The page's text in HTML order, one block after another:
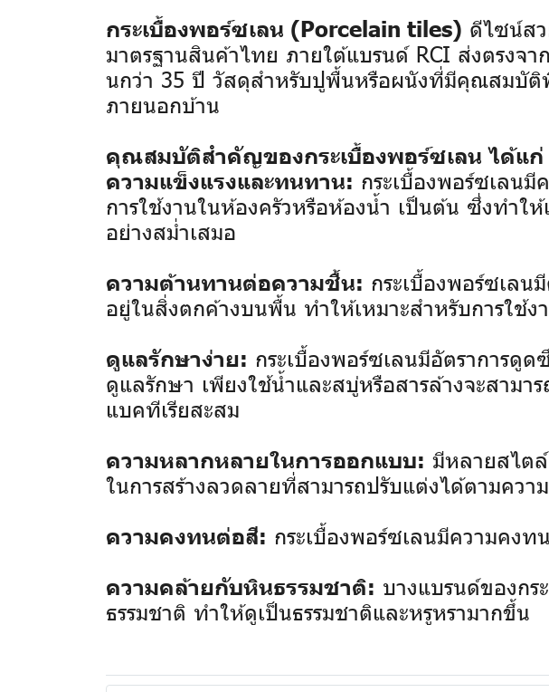
กระเบื้องพอร์ซเลน (Porcelain tiles) ดีไซน์ส
มาตรฐานสินค้าไทย ภายใต้แบรนด์ RCI ส่งตรงจ
นกว่า 35 ปี วัสดุสำหรับปูพื้นหรือผนังที่มีคุณสมบัติ
ภายนอกบ้าน
คุณสมบัติสำคัญของกระเบื้องพอร์ซเลน ได้แก่
ความแข็งแรงและทนทาน: กระเบื้องพอร์ซเลน
การใช้งานในห้องครัวหรือห้องน้ำ เป็นต้น ซึ่งทำใ
อย่างสม่ำเสมอ
ความต้านทานต่อความชื้น: กระเบื้องพอร์ซเล
อยู่ในสิ่งตกค้างบนพื้น ทำให้เหมาะสำหรับการใช้
ดูแลรักษาง่าย: กระเบื้องพอร์ซเลนมีอัตราการดู
ดูแลรักษา เพียงใช้น้ำและสบู่หรือสารล้างจะสามา
แบคทีเรียสะสม
ความหลากหลายในการออกแบบ: มีหลายสไต
ในการสร้างลวดลายที่สามารถปรับแต่งได้ตามควา
ความคงทนต่อสี: กระเบื้องพอร์ซเลนมีความคงท
ความคล้ายกับหินธรรมชาติ: บางแบรนด์ของก
ธรรมชาติ ทำให้ดูเป็นธรรมชาติและหรูหรามากขึ้น